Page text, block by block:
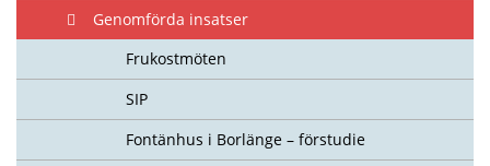
Genomförda insatser
Frukostmöten
SIP
Fontänhus i Borlänge – förstudie